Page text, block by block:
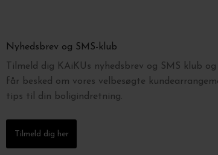
Nyhedsbrev og SMS-klub
Tilmeld dig KAiKUs nyhedsbrev og SMS klub
får besked om vores velbesøgte
tips til din boligindretning.
Tilmeld dig her